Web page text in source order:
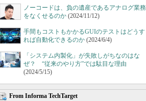
ノーコードは、負の遺産であるアナログ業務
をなくせるのか (2024/11/12)
手間もコストもかかるGUIのテストはどうす
れば自動化できるのか (2024/6/4)
「システム内製化」が失敗しがちなのはな
ぜ？ “従来のやり方”では駄目な理由
(2024/5/15)
From Informa TechTarget